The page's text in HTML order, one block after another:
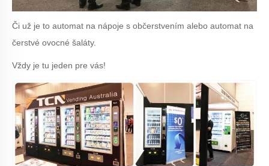
Či už je to automat na nápoje s občerstvením alebo automat na
čerstvé ovocné šaláty.
Vždy je tu jeden pre vás!